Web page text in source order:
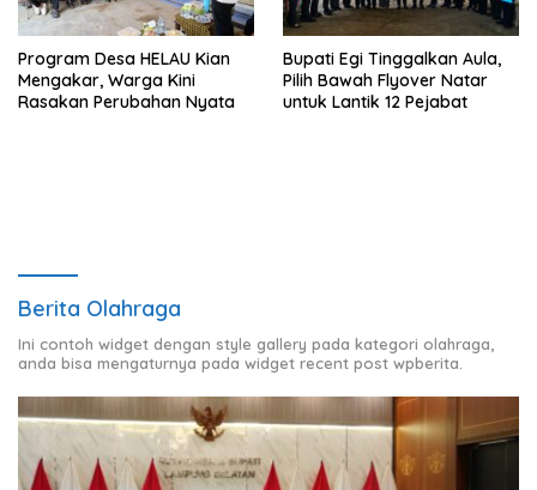
Program Desa HELAU Kian
Mengakar, Warga Kini
Rasakan Perubahan Nyata
Bupati Egi Tinggalkan Aula,
Pilih Bawah Flyover Natar
untuk Lantik 12 Pejabat
Berita Olahraga
Ini contoh widget dengan style gallery pada kategori olahraga,
anda bisa mengaturnya pada widget recent post wpberita.